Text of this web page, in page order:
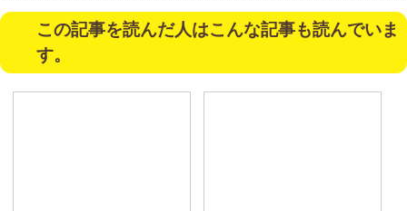
この記事を読んだ人はこんな記事も読んでいま
す。